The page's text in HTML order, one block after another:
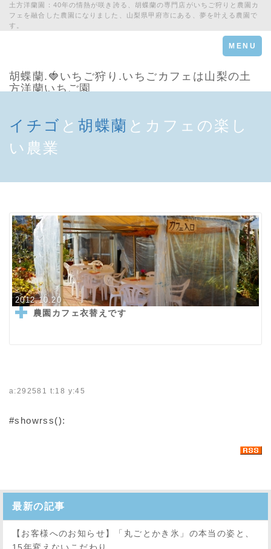
土方洋蘭園：40年の情熱が咲き誇る、胡蝶蘭の専門店がいちご狩りと農園カ
フェを融合した農園になりました、山梨県甲府市にある、夢を叶える農園で
す。
Toggle
navigation
MENU
胡蝶蘭.🍓いちご狩り.いちごカフェは山梨の土
方洋蘭いちご園
イチゴ と 胡蝶蘭 とカフェの楽し
い農業
2012.10.20
農園カフェ衣替えです
a:292581 t:18 y:45
#showrss():
最新の記事
【お客様へのお知らせ】「丸ごとかき氷」の本当の姿と、